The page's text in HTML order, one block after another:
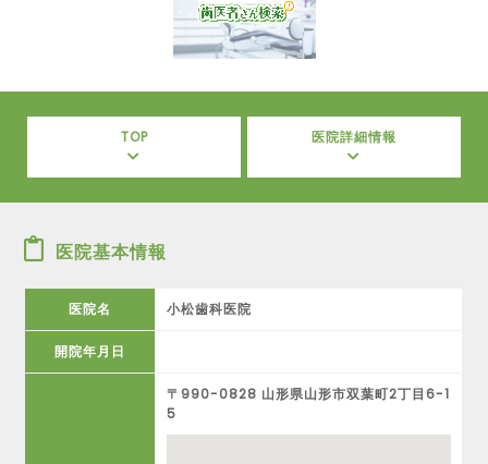
TOP 医院詳細情報
医院基本情報
医院名 小松歯科医院
開院年月日
〒990-0828 山形県山形市双葉町2丁目6-1
5